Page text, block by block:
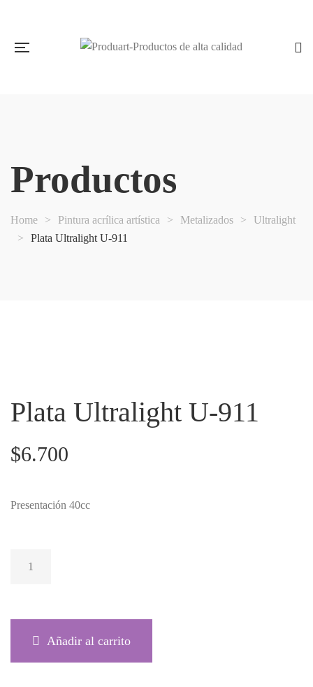
Productos
Home > Pintura acrílica artística > Metalizados >
Ultralight
>
Plata Ultralight U-911
Plata Ultralight U-911
$6.700
Presentación 40cc
PLATA
Añadir al carrito